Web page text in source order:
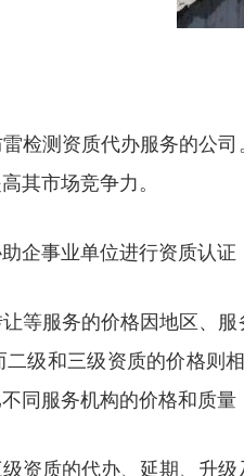
检测资质代办服务的公
其市场竞争力。
企事业单位进行资质认
等服务的价格因地区、
级和三级资质的价格则
同服务机构的价格和质量
资质的代办、延期、升